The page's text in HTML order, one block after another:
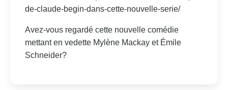
de-claude-begin-dans-cette-nouvelle-serie/
Avez-vous regardé cette nouvelle comédie
mettant en vedette Mylène Mackay et Émile
Schneider?